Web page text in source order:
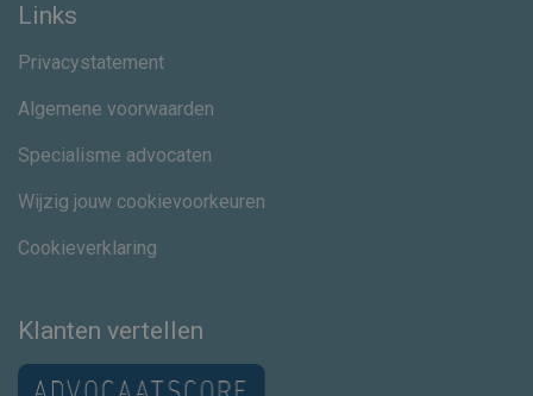
Links
Privacystatement
Algemene voorwaarden
Specialisme advocaten
Wijzig jouw cookievoorkeuren
Cookieverklaring
Klanten vertellen